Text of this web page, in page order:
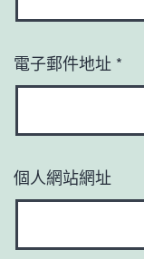
電子郵件地址 *
個人網站網址